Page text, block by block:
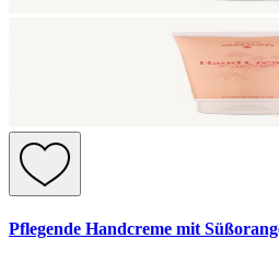
Pflegende Handcreme mit